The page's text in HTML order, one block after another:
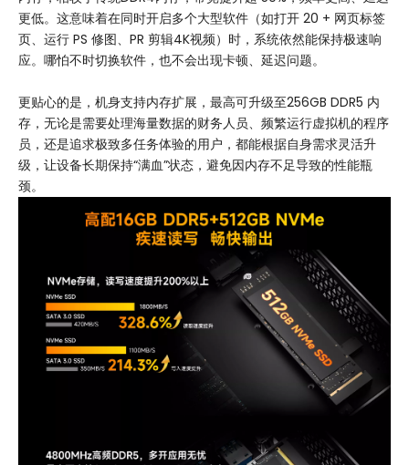
更低。这意味着在同时开启多个大型软件（如打开 20 + 网页标签
页、运行 PS 修图、PR 剪辑4K视频）时，系统依然能保持极速响
应。哪怕不时切换软件，也不会出现卡顿、延迟问题。
更贴心的是，机身支持内存扩展，最高可升级至256GB DDR5 内
存，无论是需要处理海量数据的财务人员、频繁运行虚拟机的程序
员，还是追求极致多任务体验的用户，都能根据自身需求灵活升
级，让设备长期保持“满血”状态，避免因内存不足导致的性能瓶
颈。